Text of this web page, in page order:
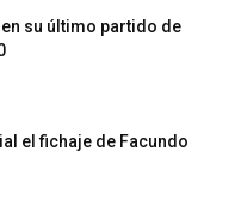
en su último partido de
el fichaje de Facundo